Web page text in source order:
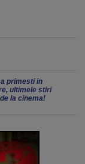
primesti in
ultimele stiri
la cinema!